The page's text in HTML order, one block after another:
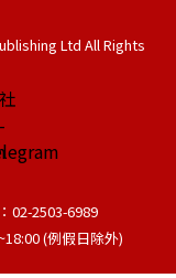
Ltd All Rights
02-2503-6989
(例假日除外)